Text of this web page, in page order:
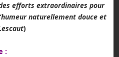
efforts extraordinaires pour
naturellement douce et
)
: